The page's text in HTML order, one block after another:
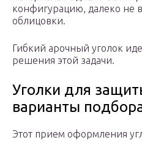
конфигурацию, далеко не
облицовки.
Гибкий арочный уголок
решения этой задачи.
Уголки для
варианты
Этот прием оформления